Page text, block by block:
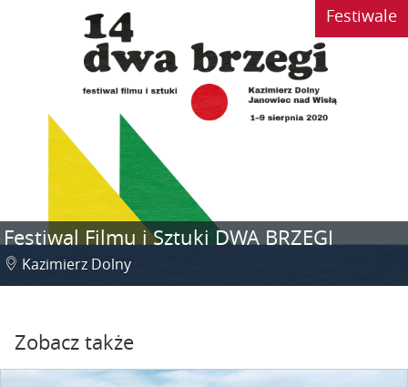
Festiwale
Festiwal Filmu i Sztuki DWA BRZEGI
Kazimierz Dolny
Zobacz także